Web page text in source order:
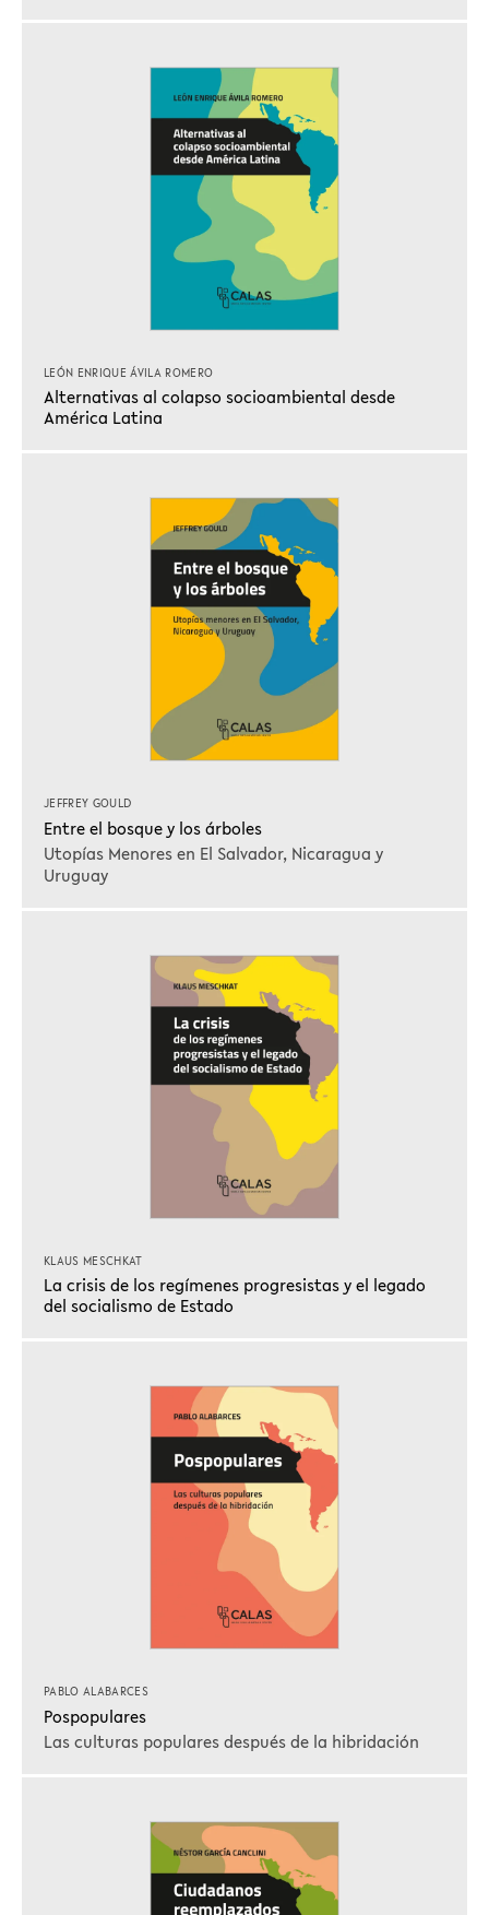
LEÓN ENRIQUE ÁVILA ROMERO
Alternativas al colapso socioambiental desde
América Latina
JEFFREY GOULD
Entre el bosque y los árboles
Utopías Menores en El Salvador, Nicaragua y
Uruguay
KLAUS MESCHKAT
La crisis de los regímenes progresistas y el legado
del socialismo de Estado
PABLO ALABARCES
Pospopulares
Las culturas populares después de la hibridación